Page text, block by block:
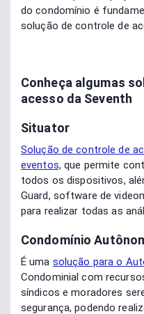
do condomínio é
solução de controle de
Conheça algumas
acesso da Seventh
Situator
Solução de controle de
eventos, que permite
todos os dispositivos,
Guard, software de
para realizar todas as
Condomínio
É uma solução para o
Condominial com
síndicos e moradores
segurança, podendo